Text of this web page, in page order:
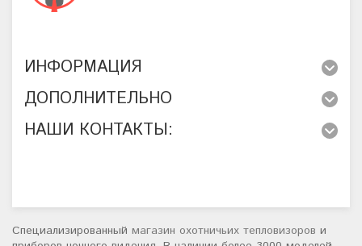
ИНФОРМАЦИЯ
ДОПОЛНИТЕЛЬНО
НАШИ КОНТАКТЫ:
Специализированный магазин охотничьих тепловизоров и